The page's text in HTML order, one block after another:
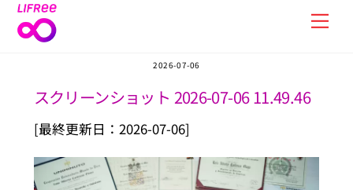
Skip
2026-07-06
スクリーンショット 2026-07-06 11.49.46
[最終更新日：2026-07-06]